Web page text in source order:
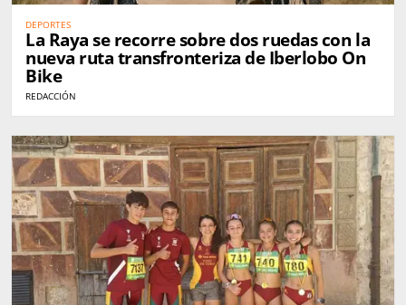
DEPORTES
La Raya se recorre sobre dos ruedas con la
nueva ruta transfronteriza de Iberlobo On
Bike
REDACCIÓN